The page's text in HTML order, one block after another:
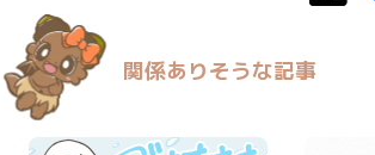
関係ありそうな記事